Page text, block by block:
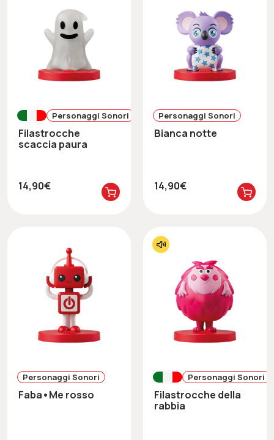
Personaggi Sonori
Filastrocche
scaccia paura
14,90€
Personaggi Sonori
Bianca notte
14,90€
Personaggi Sonori
Faba•Me rosso
Personaggi Sonori
Filastrocche della
rabbia